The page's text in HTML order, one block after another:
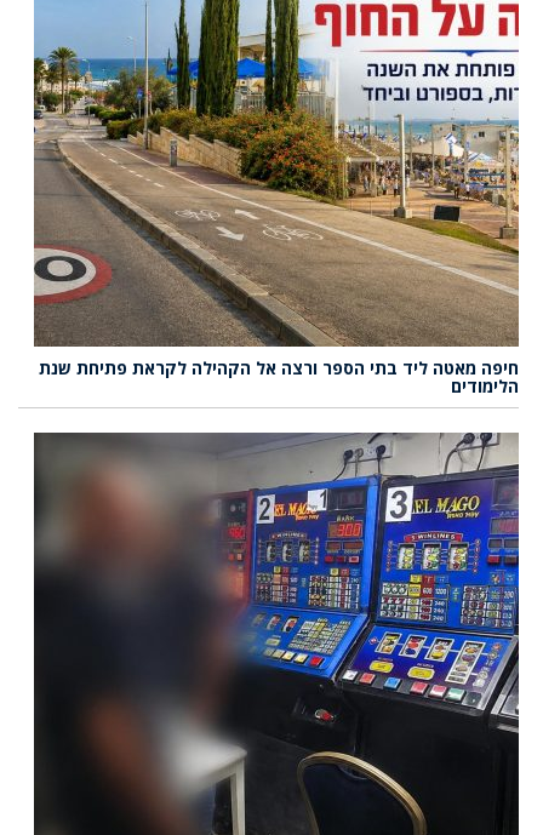
חיפה מאטה ליד בתי הספר ורצה אל הקהילה לקראת פתיחת שנת
הלימודים